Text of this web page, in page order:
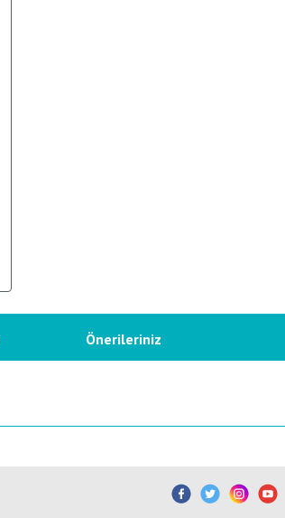
Önerileriniz
Bu ürüne ilk yorumu siz yapın!